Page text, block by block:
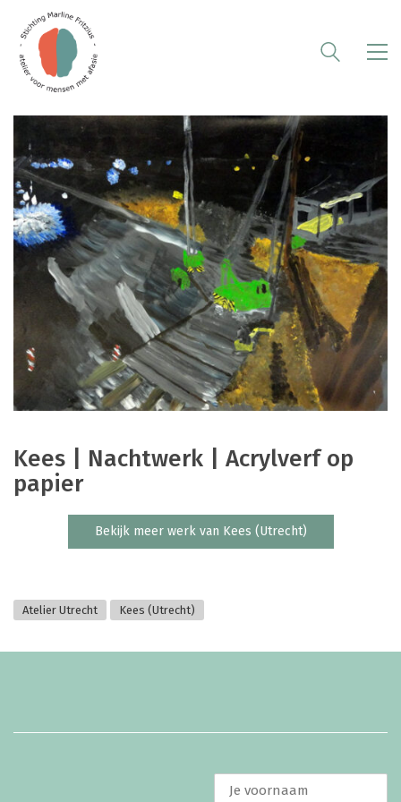
Kees | Nachtwerk | Acrylverf op
papier
Bekijk meer werk van Kees (Utrecht)
Atelier Utrecht Kees (Utrecht)